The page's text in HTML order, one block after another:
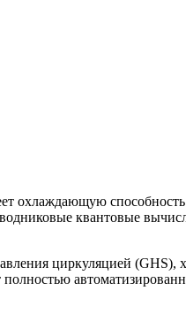
охлаждающую
квантовые
циркуляцией